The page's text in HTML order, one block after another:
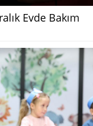
Evde Bakım